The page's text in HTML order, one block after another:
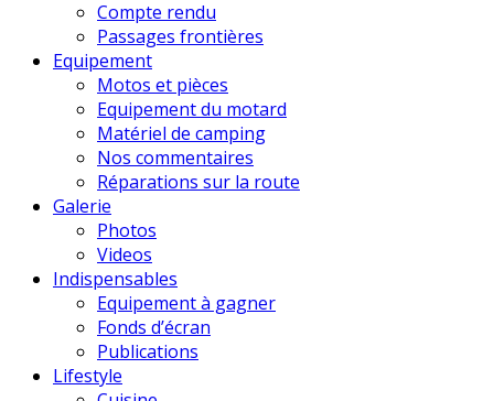
Compte rendu
Passages frontières
Equipement
Motos et pièces
Equipement du motard
Matériel de camping
Nos commentaires
Réparations sur la route
Galerie
Photos
Videos
Indispensables
Equipement à gagner
Fonds d’écran
Publications
Lifestyle